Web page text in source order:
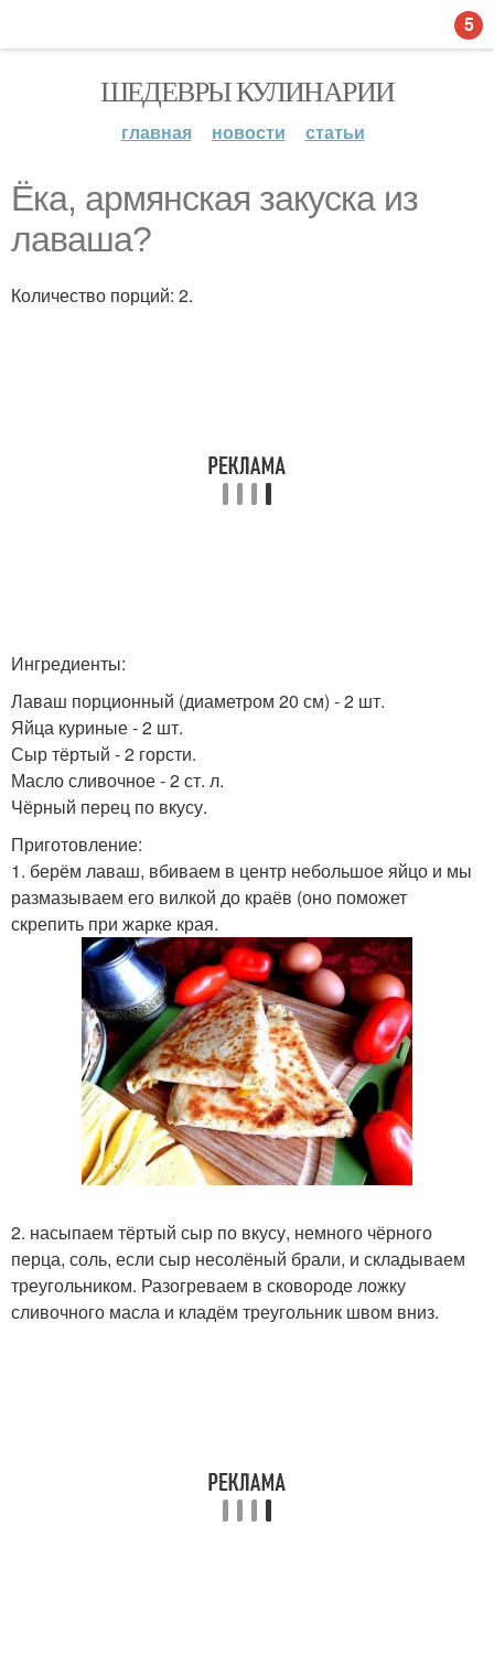
ШЕДЕВРЫ КУЛИНАРИИ
главная новости статьи
Ёка, армянская закуска из
лаваша?
Количество порций: 2.
Ингредиенты:
Лаваш порционный (диаметром 20 см) - 2 шт.
Яйца куриные - 2 шт.
Сыр тёртый - 2 горсти.
Масло сливочное - 2 ст. л.
Чёрный перец по вкусу.
Приготовление:
1. берём лаваш, вбиваем в центр небольшое яйцо и мы
размазываем его вилкой до краёв (оно поможет
скрепить при жарке края.
2. насыпаем тёртый сыр по вкусу, немного чёрного
перца, соль, если сыр несолёный брали, и складываем
треугольником. Разогреваем в сковороде ложку
сливочного масла и кладём треугольник швом вниз.
5